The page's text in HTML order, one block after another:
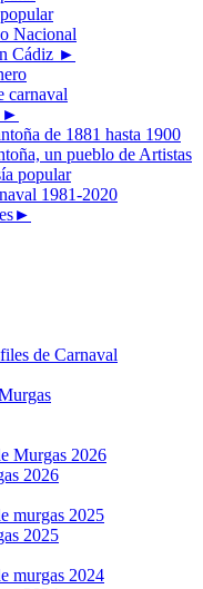
Nacional
Cádiz ►
carnaval
►
de 1881 hasta 1900
un pueblo de Artistas
popular
1981-2020
de Carnaval
Murgas 2026
2026
murgas 2025
2025
murgas 2024